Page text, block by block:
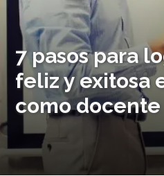
7 pasos para
feliz y exitosa
como docente